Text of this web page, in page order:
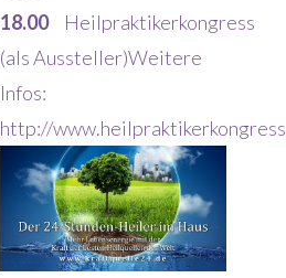
18.00
Heilpraktikerkongress
(als Aussteller)Weitere
Infos:
http://